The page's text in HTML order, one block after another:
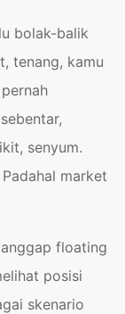
bolak-balik
tenang, kamu
senyum.
market
floating
posisi
skenario